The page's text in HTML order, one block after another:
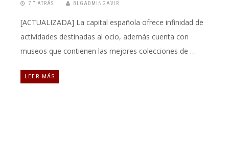
7 “” ATRÁS BLGADMINGAVIR
[ACTUALIZADA] La capital española ofrece infinidad de
actividades destinadas al ocio, además cuenta con
museos que contienen las mejores colecciones de …
LEER MÁS